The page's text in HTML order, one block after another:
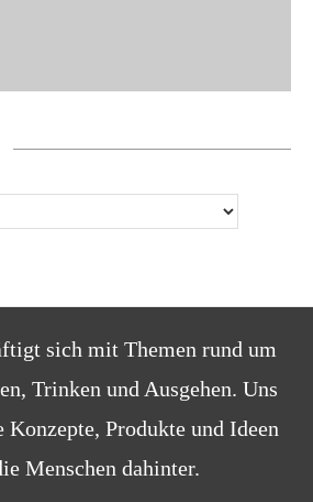
sich mit Themen rund um
Trinken und Ausgehen. Uns
Konzepte, Produkte und Ideen
Menschen dahinter.